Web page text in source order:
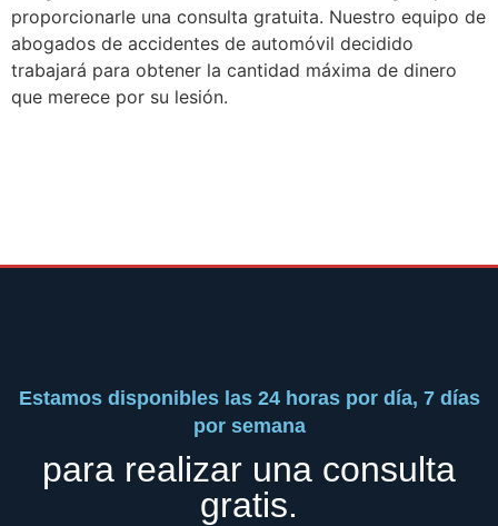
proporcionarle una consulta gratuita. Nuestro equipo de
abogados de accidentes de automóvil decidido
trabajará para obtener la cantidad máxima de dinero
que merece por su lesión.
Estamos disponibles las 24 horas por día, 7 días
por semana
para realizar una consulta
gratis.